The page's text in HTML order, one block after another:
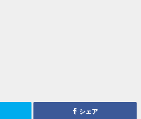
シェア